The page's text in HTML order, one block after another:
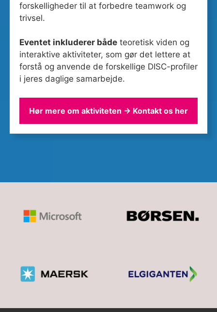
forskelligheder til at forbedre teamwork og
trivsel.
Eventet inkluderer både teoretisk viden og
interaktive aktiviteter, som gør det lettere at
forstå og anvende de forskellige DISC-profiler
i jeres daglige samarbejde.
Hør mere om aktiviteten → Kontakt os her